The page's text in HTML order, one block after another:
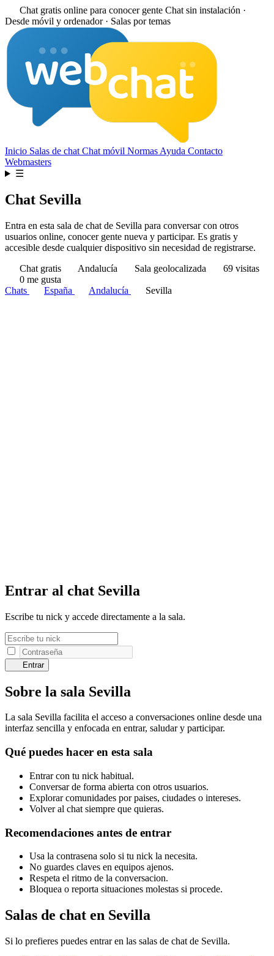
Chat gratis online para conocer gente Chat sin instalación ·
Desde móvil y ordenador · Salas por temas
Inicio Salas de chat Chat móvil Normas Ayuda Contacto
Webmasters
☰
Chat Sevilla
Entra en esta sala de chat de Sevilla para conversar con otros
usuarios online, conocer gente nueva y participar. Es gratis y
accesible desde cualquier dispositivo sin necesidad de registrarse.
Chat gratis
Andalucía Sala geolocalizada
69 visitas
0 me gusta
Chats
España Andalucía Sevilla
Entrar al chat Sevilla
Escribe tu nick y accede directamente a la sala.
Entrar
Sobre la sala Sevilla
La sala Sevilla facilita el acceso a conversaciones online desde una
interfaz sencilla y enfocada en entrar, saludar y participar.
Qué puedes hacer en esta sala
Entrar con tu nick habitual.
Conversar de forma abierta con otros usuarios.
Explorar comunidades por paises, ciudades o intereses.
Volver al chat siempre que quieras.
Recomendaciones antes de entrar
Usa la contrasena solo si tu nick la necesita.
No guardes claves en equipos ajenos.
Respeta el ritmo de la conversacion.
Bloquea o reporta situaciones molestas si procede.
Salas de chat en Sevilla
Si lo prefieres puedes entrar en las salas de chat de Sevilla.